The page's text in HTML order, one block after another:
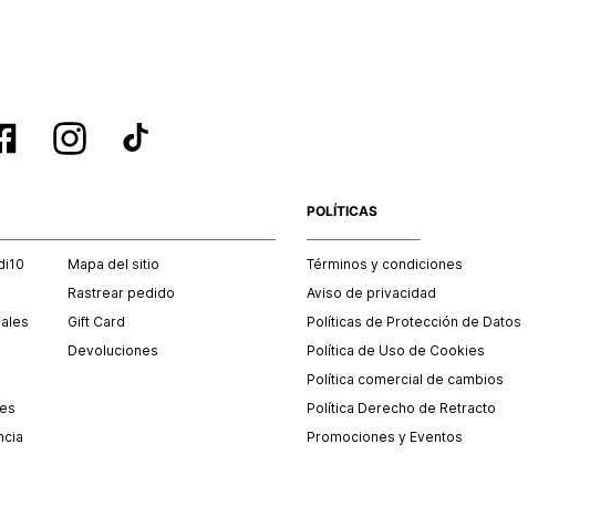
Mapa del sitio
Rastrear pedido
Gift Card
Devoluciones
POLÍTICAS
Términos y condiciones
Aviso de privacidad
Políticas de Protección de Datos
Política de Uso de Cookies
Política comercial de cambios
Política Derecho de Retracto
Promociones y Eventos